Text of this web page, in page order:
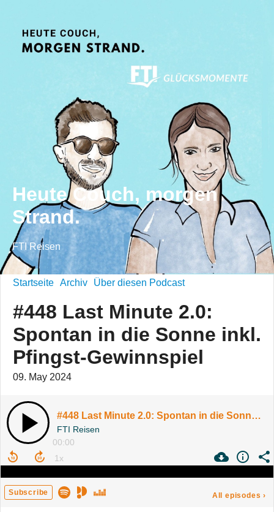
Heute Couch, morgen
Strand.
FTI Reisen
Startseite Archiv Über diesen Podcast
#448 Last Minute 2.0:
Spontan in die Sonne inkl.
Pfingst-Gewinnspiel
09. May 2024
#448 Last Minute 2.0: Spontan in die Sonne inkl. Pfingst-Gewinnspiel
FTI Reisen
00:00
Subscribe All episodes ›